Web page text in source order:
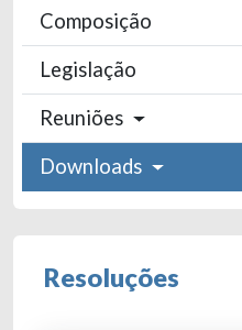
Composição
Legislação
Reuniões
Downloads
Resoluções